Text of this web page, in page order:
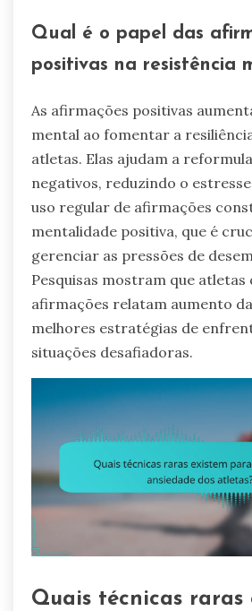
Qual é o papel das
positivas na resistência
As afirmações positivas
mental ao fomentar a
atletas. Elas ajudam a
negativos, reduzindo o estresse
uso regular de afirmações
mentalidade positiva, que é
gerenciar as pressões de
Pesquisas mostram que
afirmações relatam aumento
melhores estratégias de
situações desafiadoras.
Quais técnicas raras